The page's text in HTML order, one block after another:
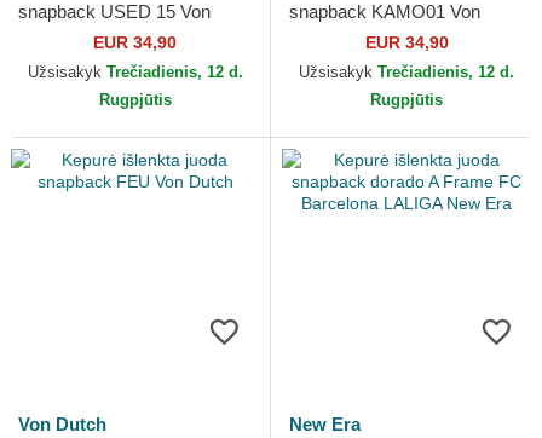
snapback USED 15 Von
EUR 34,90
Užsisakyk Trečiadienis, 12 d.
Rugpjūtis
snapback KAMO01 Von
EUR 34,90
Užsisakyk Trečiadienis, 12 d.
Rugpjūtis
Von Dutch
New Era